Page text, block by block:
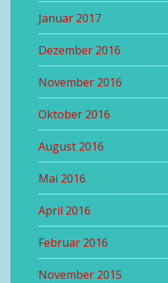
Januar 2017
Dezember 2016
November 2016
Oktober 2016
August 2016
Mai 2016
April 2016
Februar 2016
November 2015